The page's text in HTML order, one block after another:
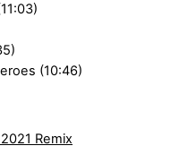
(10:46)
Remix